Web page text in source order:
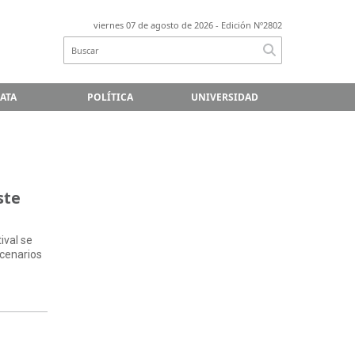
viernes 07 de agosto de 2026 - Edición Nº2802
POLÍTICA UNIVERSIDAD
se